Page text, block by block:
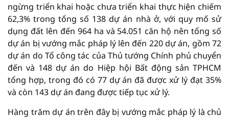
ngừng triển khai hoặc chưa triển khai thực hiện chiếm
62,3% trong tổng số 138 dự án nhà ở, với quy mố sử
dụng đất lên đến 964 ha và 54.051 căn hộ nên tổng số
dự án bị vướng mắc pháp lý lên đến 220 dự án, gồm 72
dự án do Tổ công tác của Thủ tướng Chính phủ chuyển
đến và 148 dự án do Hiệp hội Bất động sản TPHCM
tổng hợp, trong đó có 77 dự án đã được xử lý đạt 35%
và còn 143 dự án đang được tiếp tục xử lý.
Hàng trăm dự án trên đây bị vướng mắc pháp lý là chủ